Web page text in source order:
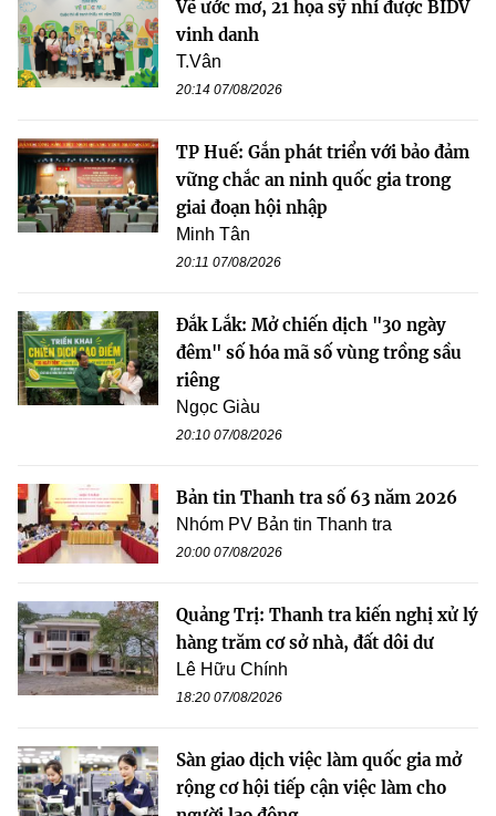
Vẽ ước mơ, 21 họa sỹ nhí được BIDV
vinh danh
T.Vân
20:14 07/08/2026
TP Huế: Gắn phát triển với bảo đảm
vững chắc an ninh quốc gia trong
giai đoạn hội nhập
Minh Tân
20:11 07/08/2026
Đắk Lắk: Mở chiến dịch "30 ngày
đêm" số hóa mã số vùng trồng sầu
riêng
Ngọc Giàu
20:10 07/08/2026
Bản tin Thanh tra số 63 năm 2026
Nhóm PV Bản tin Thanh tra
20:00 07/08/2026
Quảng Trị: Thanh tra kiến nghị xử lý
hàng trăm cơ sở nhà, đất dôi dư
Lê Hữu Chính
18:20 07/08/2026
Sàn giao dịch việc làm quốc gia mở
rộng cơ hội tiếp cận việc làm cho